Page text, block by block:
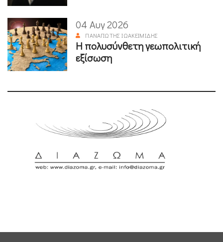
04 Αυγ 2026
ΠΑΝΑΓΙΏΤΗΣ ΙΩΑΚΕΙΜΊΔΗΣ
Η πολυσύνθετη γεωπολιτική
εξίσωση